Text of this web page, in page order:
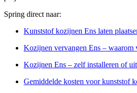
Spring direct naar:
Kunststof kozijnen Ens laten
Kozijnen vervangen Ens – waarom
Kozijnen Ens – zelf installeren of
Gemiddelde kosten voor kunststof